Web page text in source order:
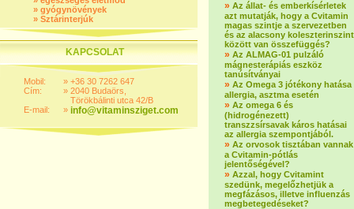
» gyógynövények
» Sztárinterjúk
KAPCSOLAT
Mobil:
Cím:
E-mail:
»
»
»
+36 30 7262 647
2040 Budaörs,
Törökbálinti utca 42/B
info@vitaminsziget.com
» Az állat- és emberkísérletek
azt mutatják, hogy a Cvitamin
magas szintje a szervezetben
és az alacsony koleszterinszint
között van összefüggés?
» Az ALMAG-01 pulzáló
mágnesterápiás eszköz
tanúsítványai
» Az Omega 3 jótékony hatása
allergia, asztma esetén
» Az omega 6 és
(hidrogénezett)
transzzsírsavak káros hatásai
az allergia szempontjából.
» Az orvosok tisztában vannak
a Cvitamin-pótlás
jelentőségével?
» Azzal, hogy Cvitamint
szedünk, megelőzhetjük a
megfázásos, illetve influenzás
megbetegedéseket?